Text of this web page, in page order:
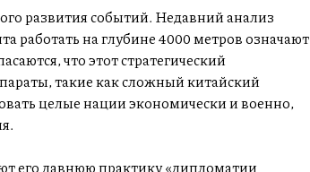
развития событий. Недавний анализ
работать на глубине 4000 метров означают
что этот стратегический
такие как сложный китайский
целые нации экономически и военно,
его давнюю практику «дипломатии